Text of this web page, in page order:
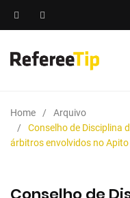
Home
Arquivo
Conselho de Disciplina
árbitros envolvidos no